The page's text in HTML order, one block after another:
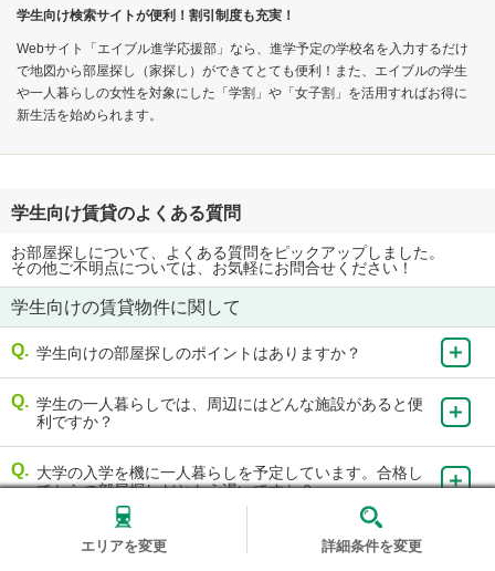
エリアを変更 詳細条件を変更
学生向け検索サイトが便利！割引制度も充実！
Webサイト「エイブル進学応援部」なら、進学予定の学校名を入力するだけ
で地図から部屋探し（家探し）ができてとても便利！また、エイブルの学生
や一人暮らしの女性を対象にした「学割」や「女子割」を活用すればお得に
新生活を始められます。
学生向け賃貸のよくある質問
お部屋探しについて、よくある質問をピックアップしました。
その他ご不明点については、お気軽にお問合せください！
学生向けの賃貸物件に関して
学生向けの部屋探しのポイントはありますか？
学生の一人暮らしでは、周辺にはどんな施設があると便
利ですか？
大学の入学を機に一人暮らしを予定しています。合格し
てからの部屋探しだともう遅いですか？